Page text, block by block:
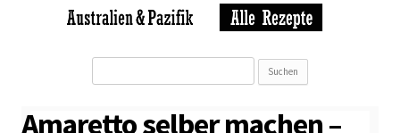
Amaretto selber machen –